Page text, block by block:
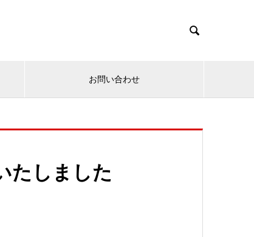

お問い合わせ
たしました